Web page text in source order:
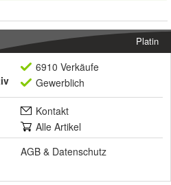
Platin
6910 Verkäufe
Gewerblich
Kontakt
Alle Artikel
AGB & Datenschutz